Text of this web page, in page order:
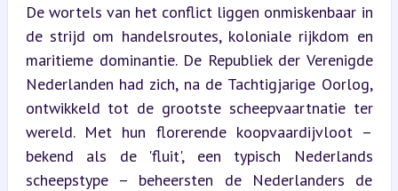
De wortels van het conflict liggen onmiskenbaar in
de strijd om handelsroutes, koloniale rijkdom en
maritieme dominantie. De Republiek der Verenigde
Nederlanden had zich, na de Tachtigjarige Oorlog,
ontwikkeld tot de grootste scheepvaartnatie ter
wereld. Met hun florerende koopvaardijvloot –
bekend als de 'fluit', een typisch Nederlands
scheepstype – beheersten de Nederlanders de